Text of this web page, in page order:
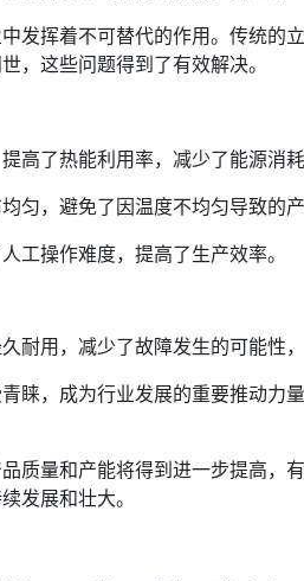
发挥着不可替代的作用。传统的
，这些问题得到了有效解决。
了热能利用率，减少了能源消耗
匀，避免了因温度不均匀导致的产
工操作难度，提高了生产效率。
耐用，减少了故障发生的可能性，
睐，成为行业发展的重要推动
质量和产能将得到进一步提高
发展和壮大。